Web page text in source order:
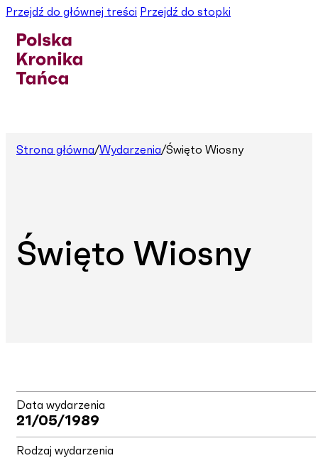
Przejdź do głównej treści Przejdź do stopki
Strona główna/Wydarzenia/Święto Wiosny
Święto Wiosny
Data wydarzenia
21/05/1989
Rodzaj wydarzenia